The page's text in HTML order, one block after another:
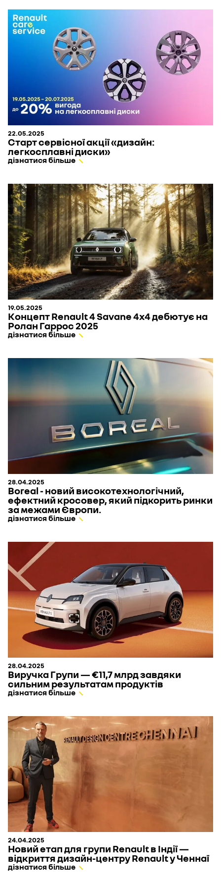
22.05.2025
Старт сервісної акції «дизайн:
легкосплавні диски»
дізнатися більше
19.05.2025
Концепт Renault 4 Savane 4x4 дебютує на
Ролан Гаррос 2025
дізнатися більше
28.04.2025
Boreal - новий високотехнологічний,
ефектний кросовер, який підкорить ринки
за межами Європи.
дізнатися більше
28.04.2025
Виручка Групи — €11,7 млрд завдяки
сильним результатам продуктів
дізнатися більше
24.04.2025
Новий етап для групи Renault в Індії —
відкриття дизайн-центру Renault у Ченнаї
дізнатися більше